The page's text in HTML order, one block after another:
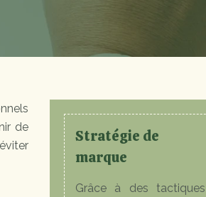
de
Stratégie de
marque
Grâce à des tactiques